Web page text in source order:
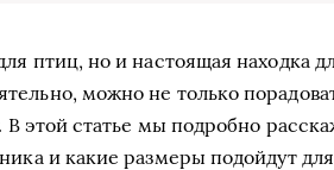
птиц, но и настоящая находка
можно не только
В этой статье мы подробно
и какие размеры подойдут